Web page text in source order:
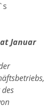
Januar